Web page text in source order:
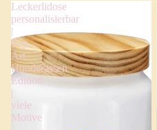
Leckerlidose
personalisierbar
|
Pop
Art
Hunderassen
Edition
|
viele
Motive